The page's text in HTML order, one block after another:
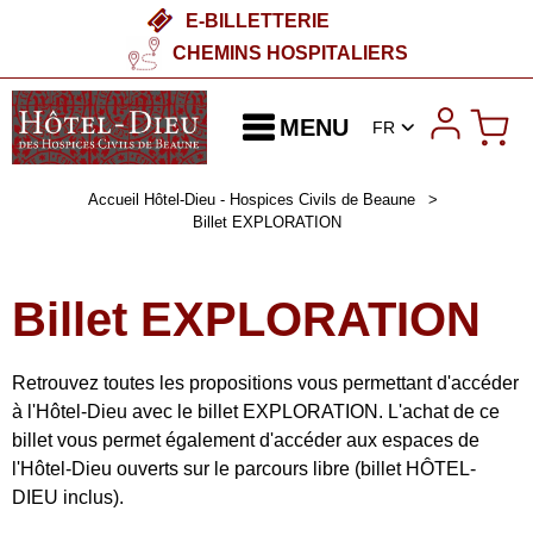
E-BILLETTERIE
CHEMINS HOSPITALIERS
MENU FR
Accueil Hôtel-Dieu - Hospices Civils de Beaune
>
Billet EXPLORATION
Billet EXPLORATION
Retrouvez toutes les propositions vous permettant d'accéder
à l'Hôtel-Dieu avec le billet EXPLORATION. L'achat de ce
billet vous permet également d'accéder aux espaces de
l'Hôtel-Dieu ouverts sur le parcours libre (billet HÔTEL-
DIEU inclus).